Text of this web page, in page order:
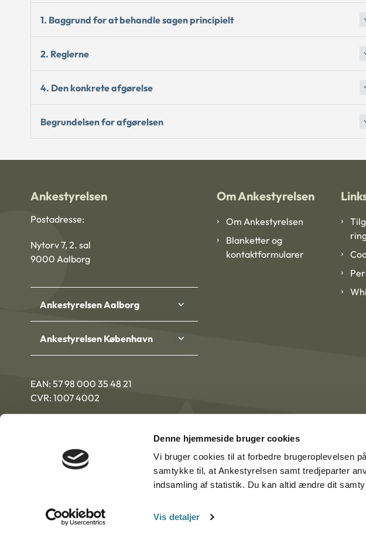
Denne hjemmeside bruger cookies
Vi bruger cookies til at forbedre brugeroplevelsen
samtykke til, at Ankestyrelsen samt tredjeparter
indsamling af statistik. Du kan altid ændre dit
Vis detaljer
1. Baggrund for at behandle sagen principielt
2. Reglerne
4. Den konkrete afgørelse
Begrundelsen for afgørelsen
Ankestyrelsen
Postadresse:
Nytorv 7, 2. sal
9000 Aalborg
Ankestyrelsen Aalborg
Ankestyrelsen København
EAN: 57 98 000 35 48 21
CVR: 1007 4002
Om Ankestyrelsen
Om Ankestyrelsen
Blanketter og
kontaktformularer